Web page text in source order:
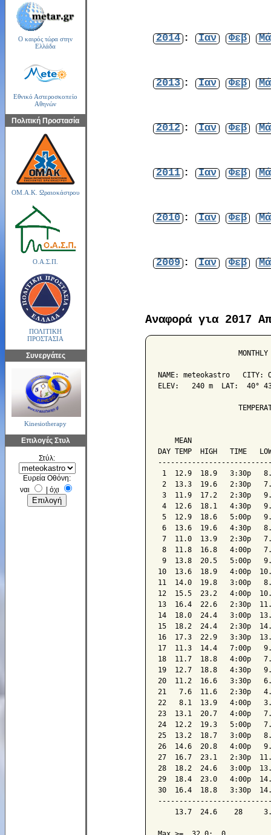
Ο καιρός τώρα στην
Ελλάδα
Εθνικό Αστεροσκοπείο
Αθηνών
Πολιτική Προστασία
ΟΜ.Α.Κ. Ωραιοκάστρου
Ο.Α.Σ.Π.
ΠΟΛΙΤΙΚΗ
ΠΡΟΣΤΑΣΙΑ
Συνεργάτες
Kinesiotherapy
Επιλογές Στυλ
Στύλ:
Ευρεία Οθόνη:
ναι
όχι
2014 : Ιαν Φεβ
2013 : Ιαν Φεβ
2012 : Ιαν Φεβ
2011 : Ιαν Φεβ
2010 : Ιαν Φεβ
2009 : Ιαν Φεβ
Αναφορά για 2017
NAME: meteokastro   CITY:
ELEV:   240 m  LAT:  40°
MEAN
DAY TEMP  HIGH   TIME
1  12.9  18.9   3:30p
2  13.3  19.6   2:30p
3  11.9  17.2   2:30p
4  12.6  18.1   4:30p
5  12.9  18.6   5:00p
6  13.6  19.6   4:30p
7  11.0  13.9   2:30p
8  11.8  16.8   4:00p
9  13.8  20.5   5:00p
10  13.6  18.9   4:00p
11  14.0  19.8   3:00p
12  15.5  23.2   4:00p
13  16.4  22.6   2:30p
14  18.0  24.4   3:00p
15  18.2  24.4   2:30p
16  17.3  22.9   3:30p
17  11.3  14.4   7:00p
18  11.7  18.8   4:00p
19  12.7  18.8   4:30p
20  11.2  16.6   3:30p
21   7.6  11.6   2:30p
22   8.1  13.9   4:00p
23  13.1  20.7   4:00p
24  12.2  19.3   5:00p
25  13.2  18.7   3:00p
26  14.6  20.8   4:00p
27  16.7  23.1   2:30p
28  18.2  24.6   3:00p
29  18.4  23.0   4:00p
30  16.4  18.8   3:30p
13.7  24.6    28